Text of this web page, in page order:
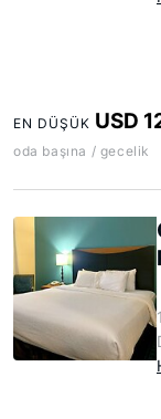
EN DÜŞÜK USD
oda başına / gecelik